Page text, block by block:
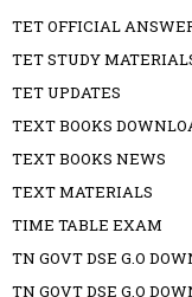
TET OFFICIAL
TET STUDY
TET UPDATES
TEXT BOOKS
TEXT BOOKS NEWS
TEXT MATERIALS
TIME TABLE EXAM
TN GOVT DSE G.O
TN GOVT DSE G.O